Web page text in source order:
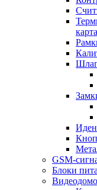
GSM-
Блоки